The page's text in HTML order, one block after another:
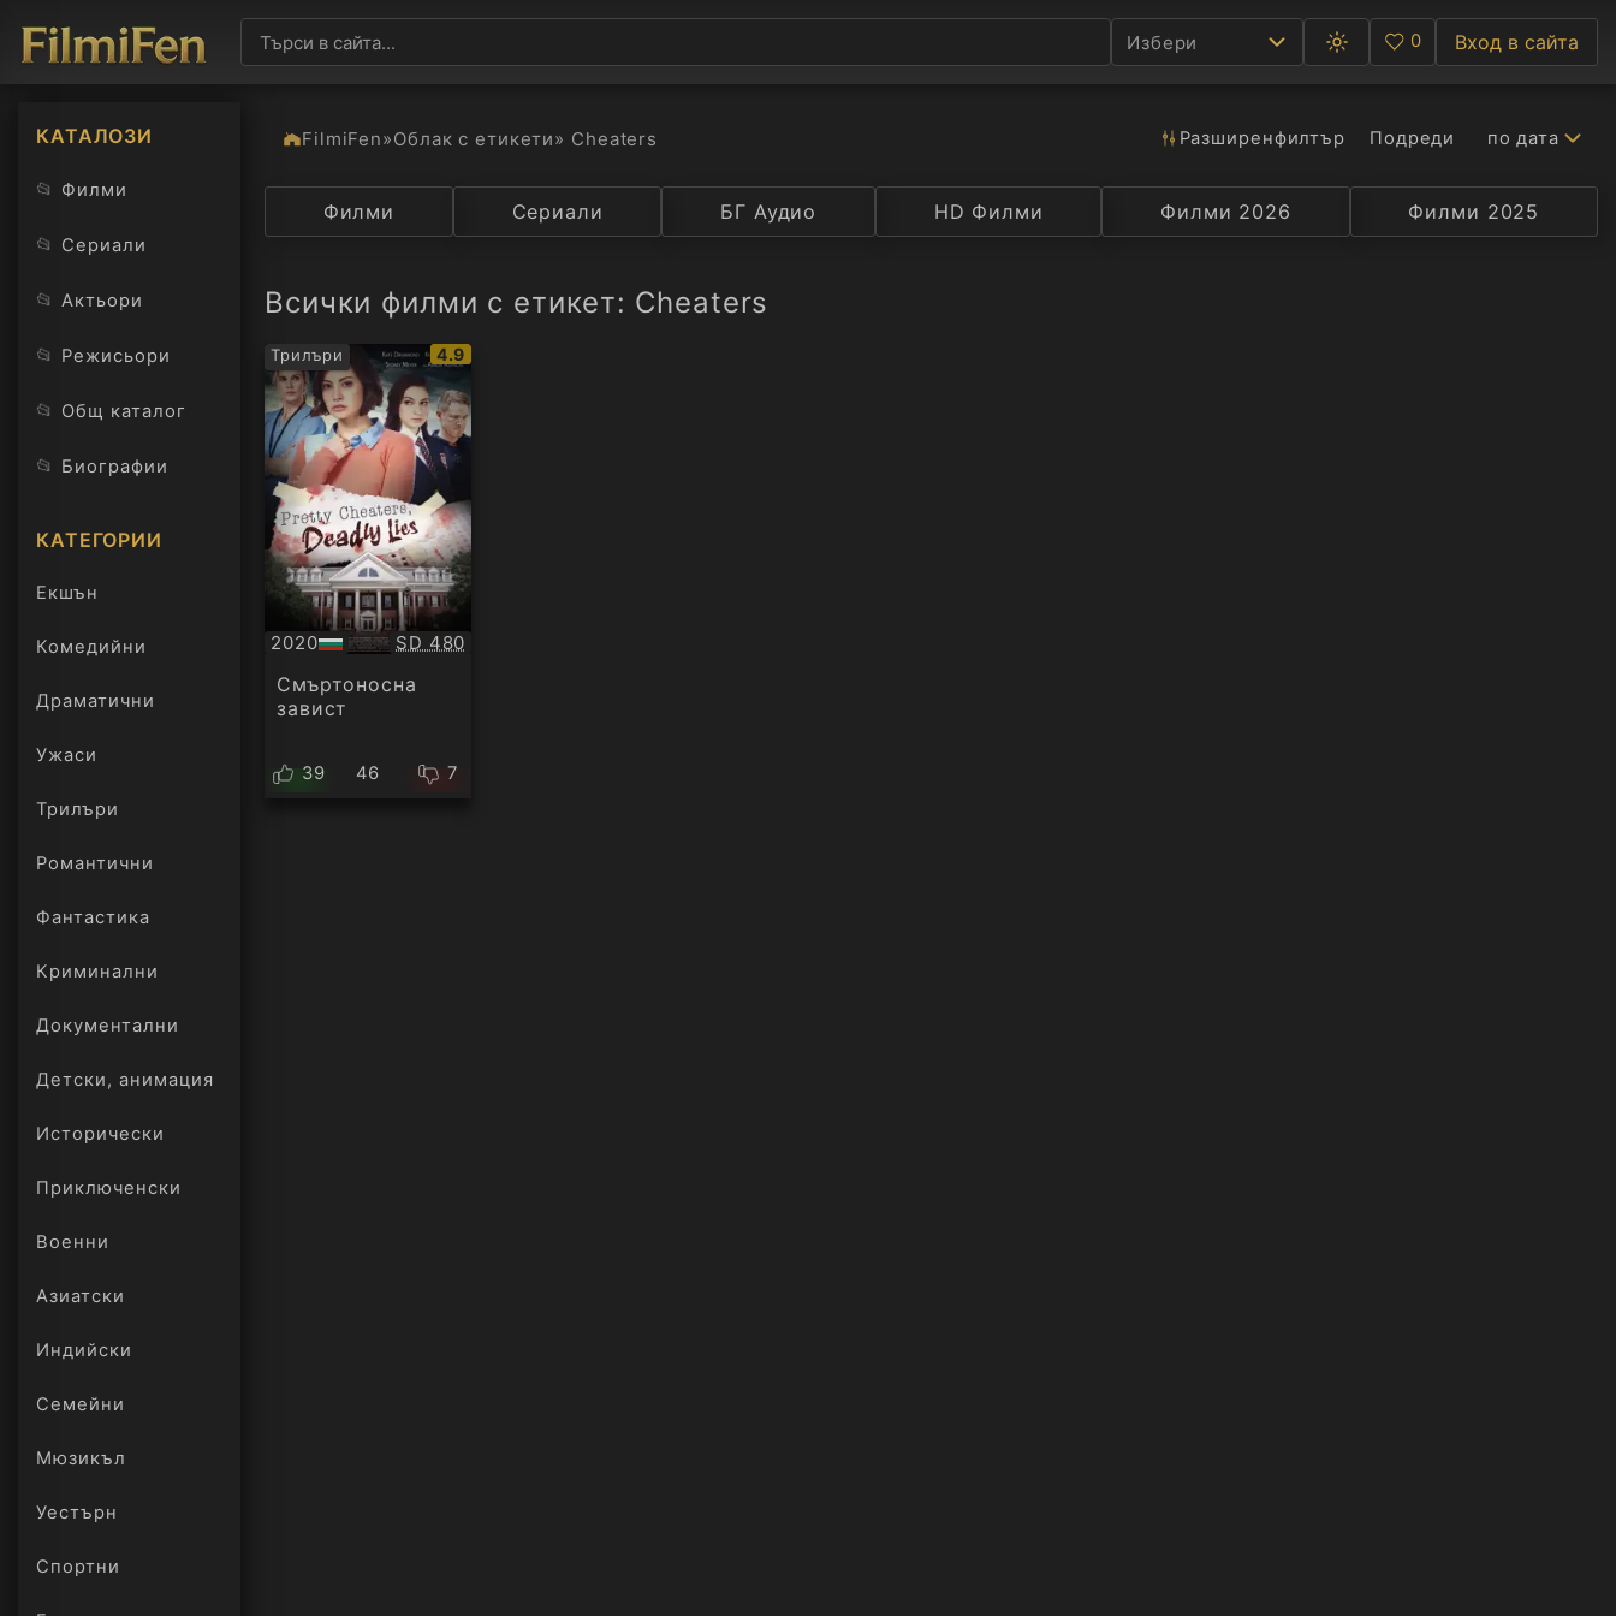
Избери
Превключване
между
светла
Любими
0 Вход в сайта
КАТАЛОЗИ
📂 Филми
📂 Сериали
📂 Актьори
📂 Режисьори
📂 Общ каталог
📂 Биографии
КАТЕГОРИИ
Екшън
Комедийни
Драматични
Ужаси
Трилъри
онлайн
Романтични
Фантастика
Криминални
Документални
Детски, анимация
Исторически
Приключенски
Военни
Азиатски
Индийски
Семейни
Мюзикъл
Уестърн
Спортни
FilmiFen»Облак с етикети» Cheaters Разширенфилтър Подреди по дата
Категория Държава Рейтинг Селекция Превод Актьор
Филми Сериали БГ Аудио HD Филми Филми 2026 Филми 2025
Всички филми с етикет: Cheaters
Трилъри
IMDb
рейтинг:
4.9
2020
БГ
аудио
Качество:
SD 480
Смъртоносна
завист
39 46 7